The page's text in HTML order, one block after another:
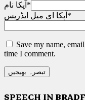
آپکا نام *
آپکا ای میل ایڈریس *
Save my name,
time I comment.